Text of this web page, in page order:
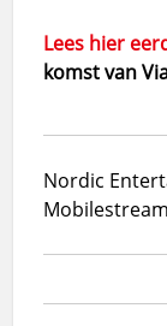
Lees hier
komst van
Nordic
Mobile